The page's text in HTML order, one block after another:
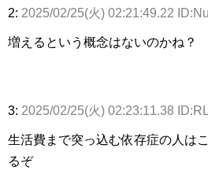
2: 2025/02/25(火) 02:21:49.22
増えるという概念はないのかね？
3: 2025/02/25(火) 02:23:11.38
生活費まで突っ込む依存症の人は
るぞ